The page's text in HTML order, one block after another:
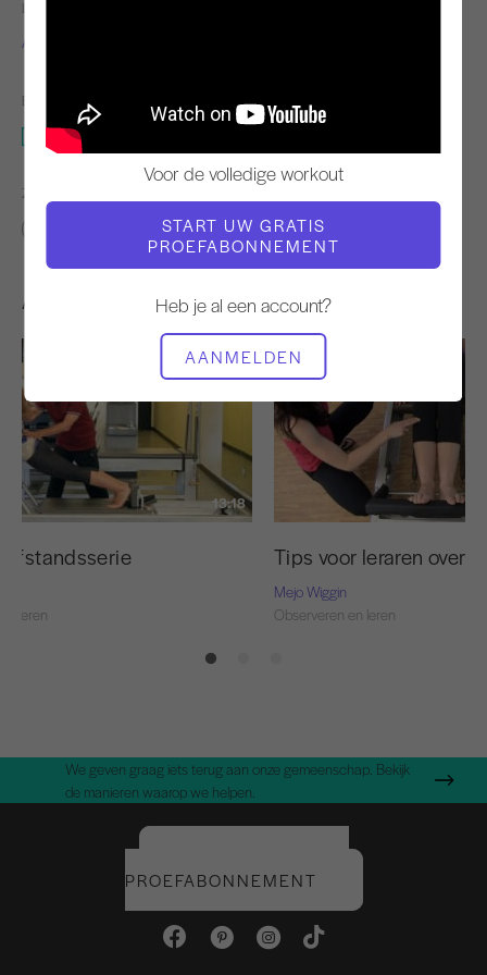
Voor de volledige workout
START UW GRATIS
PROEFABONNEMENT
Heb je al een account?
AANMELDEN
LERAAR
Alycea Ungaro
BENODIGDE APPARATUUR
Reformer
ZOEK VERGELIJKBARE LESSEN VOOR
Reformer
Andere workouts die je misschien leuk vindt
13:18
leren
Tips voor leraren over
Mejo Wiggin
Observeren en leren
We geven graag iets terug aan onze gemeenschap. Bekijk
de manieren waarop we helpen.
PROEFABONNEMENT